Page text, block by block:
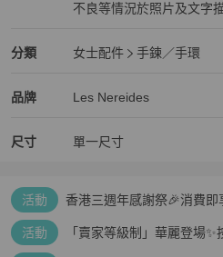
不良等情況於照片及文字
分類
Les Nereides女士配件分類資訊
女士配件
手鍊／手環
品牌
Les Nereides精品女士配件
Les Nereides
Les Nereides推薦清單
尺寸 單一尺寸
活動
香港三週年感謝祭🎉消費即
活動 「賣家等級制」華麗登場✨